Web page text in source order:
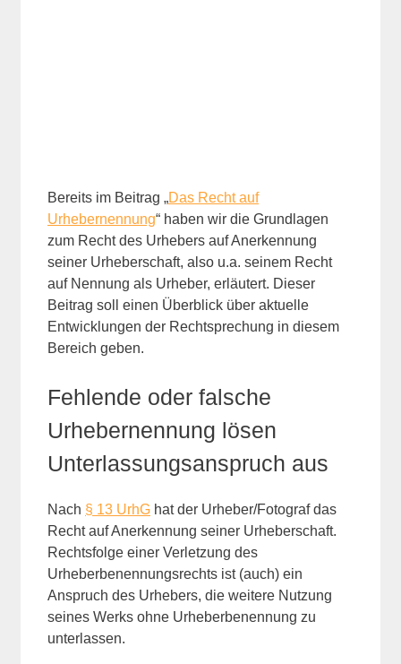
Bereits im Beitrag „Das Recht auf
Urhebernennung“ haben wir die Grundlagen
zum Recht des Urhebers auf Anerkennung
seiner Urheberschaft, also u.a. seinem Recht
auf Nennung als Urheber, erläutert. Dieser
Beitrag soll einen Überblick über aktuelle
Entwicklungen der Rechtsprechung in diesem
Bereich geben.
Fehlende oder falsche
Urhebernennung lösen
Unterlassungsanspruch aus
Nach § 13 UrhG hat der Urheber/Fotograf das
Recht auf Anerkennung seiner Urheberschaft.
Rechtsfolge einer Verletzung des
Urheberbenennungsrechts ist (auch) ein
Anspruch des Urhebers, die weitere Nutzung
seines Werks ohne Urheberbenennung zu
unterlassen.